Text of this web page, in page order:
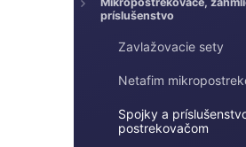
príslušenstvo
Zavlažovacie sety
Netafim
Spojky a
postrekovačom